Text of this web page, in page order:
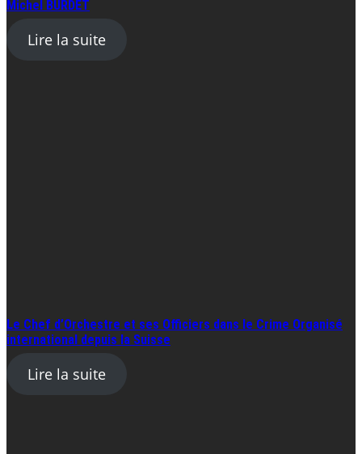
Michel BURDET
Lire la suite
Le Chef d’Orchestre et ses Officiers dans le Crime Organisé
international depuis la Suisse
Lire la suite